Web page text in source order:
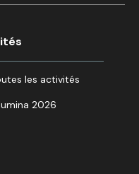
les activités
2026